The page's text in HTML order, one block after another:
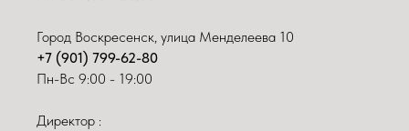
Город Воскресенск, улица Менделеева 10
+7 (901) 799-62-80
Пн-Вс 9:00 - 19:00
Директор :